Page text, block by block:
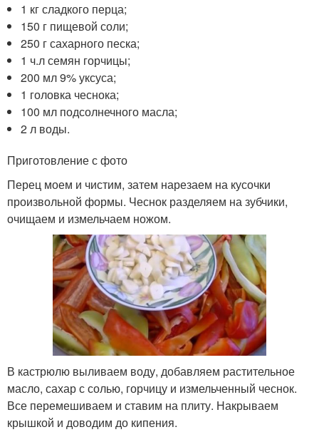
1 кг сладкого перца;
150 г пищевой соли;
250 г сахарного песка;
1 ч.л семян горчицы;
200 мл 9% уксуса;
1 головка чеснока;
100 мл подсолнечного масла;
2 л воды.
Приготовление с фото
Перец моем и чистим, затем нарезаем на кусочки
произвольной формы. Чеснок разделяем на зубчики,
очищаем и измельчаем ножом.
В кастрюлю выливаем воду, добавляем растительное
масло, сахар с солью, горчицу и измельченный чеснок.
Все перемешиваем и ставим на плиту. Накрываем
крышкой и доводим до кипения.